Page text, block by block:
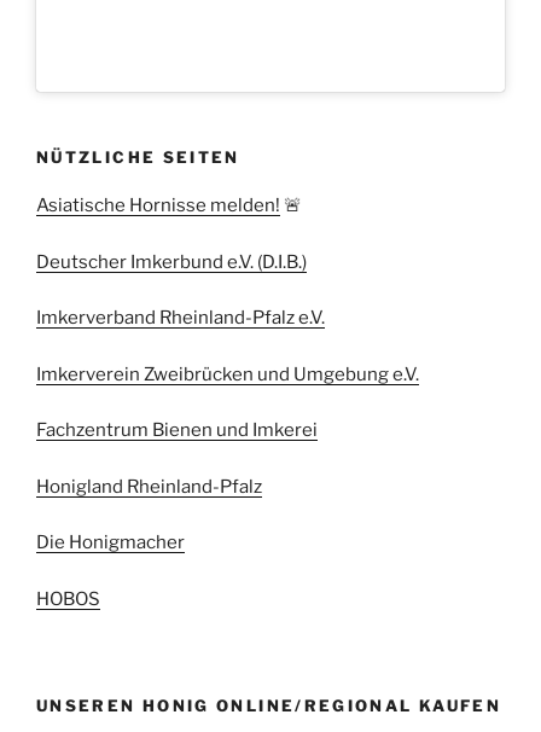
NÜTZLICHE SEITEN
Asiatische Hornisse melden! 🚨
Deutscher Imkerbund e.V. (D.I.B.)
Imkerverband Rheinland-Pfalz e.V.
Imkerverein Zweibrücken und Umgebung e.V.
Fachzentrum Bienen und Imkerei
Honigland Rheinland-Pfalz
Die Honigmacher
HOBOS
UNSEREN HONIG ONLINE/REGIONAL KAUFEN